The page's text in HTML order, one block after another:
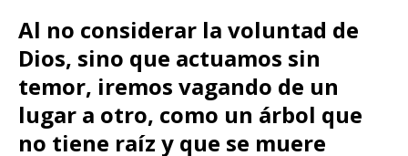
Al no considerar la voluntad de
Dios, sino que actuamos sin
temor, iremos vagando de un
lugar a otro, como un árbol que
no tiene raíz y que se muere